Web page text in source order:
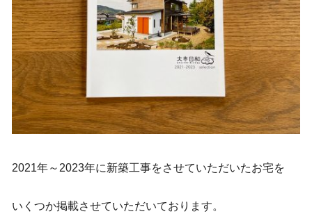
2021年～2023年に新築工事をさせていただいたお宅を
いくつか掲載させていただいております。